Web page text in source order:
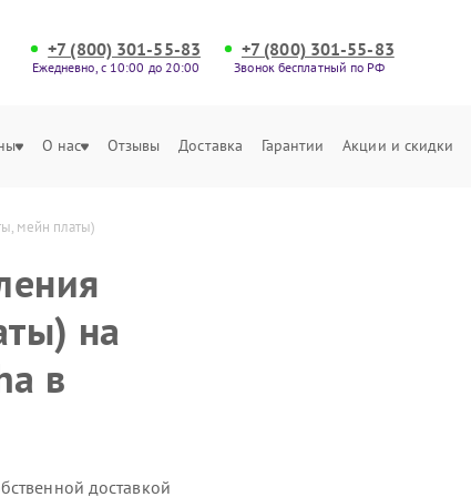
+7 (800) 301-55-83
Ежедневно, с 10:00 до 20:00
+7 (800) 301-55-83
Звонок бесплатный по РФ
О нас Отзывы Доставка Гарантии Акции и скидки
мейн платы)
на
в
доставкой